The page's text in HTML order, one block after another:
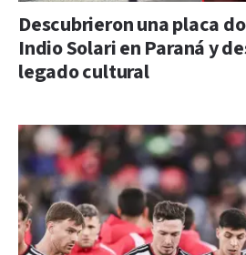
Descubrieron una placa
Indio Solari en Paraná y
legado cultural